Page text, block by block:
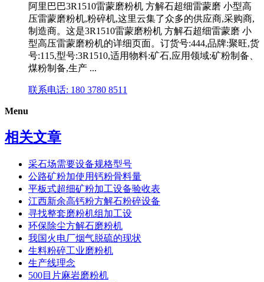
阿里巴巴3R1510雷蒙磨粉机 方解石超细雷蒙磨 小型高
压雷蒙磨粉机,粉碎机,这里云集了众多的供应商,采购商,
制造商。这是3R1510雷蒙磨粉机 方解石超细雷蒙磨 小
型高压雷蒙磨粉机的详细页面。订货号:444,品牌:聚旺,货
号:115,型号:3R1510,适用物料:矿石,应用领域:矿粉制备、
煤粉制备,生产 ...
联系电话: 180 3780 8511
Menu
相关文章
采石场需要设备规格型号
公路矿粉加使用钙粉骨料量
平板式超细矿粉加工设备验收表
江西新余高钙粉方解石粉碎设备
寻找整套磨粉机组加工设
环保除尘方解石磨粉机
我国火电厂烟气脱硫的现状
生料粉碎工业磨粉机
生产线理念
500目片麻岩磨粉机